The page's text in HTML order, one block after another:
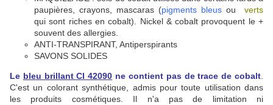
paupières, crayons, mascaras (pigments bleus ou verts
qui sont riches en cobalt). Nickel & cobalt provoquent le +
souvent des allergies.
ANTI-TRANSPIRANT, Antiperspirants
SAVONS SOLIDES
Le bleu brillant CI 42090 ne contient pas de trace de cobalt
C'est un colorant synthétique, admis pour toute utilisation dans
les produits cosmétiques. Il n'a pas de limitation ni